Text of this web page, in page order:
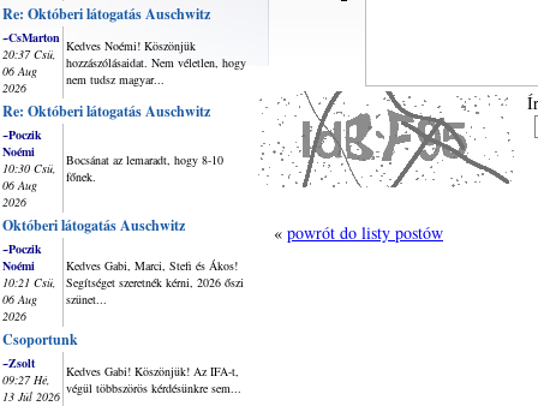
Re: Októberi látogatás Auschwitz
~CsMarton
20:37 Csü,
06 Aug
2026
Kedves Noémi! Köszönjük
hozzászólásaidat. Nem véletlen, hogy
nem tudsz magyar...
Re: Októberi látogatás Auschwitz
~Poczik
Noémi
10:30 Csü,
06 Aug
2026
Bocsánat az lemaradt, hogy 8-10
főnek.
Októberi látogatás Auschwitz
~Poczik
Noémi
10:21 Csü,
06 Aug
2026
Kedves Gabi, Marci, Stefi és Ákos!
Segítséget szeretnék kérni, 2026 őszi
szünet...
Csoportunk
~Zsolt
09:27 Hé,
13 Júl 2026
Kedves Gabi! Köszönjük! Az IFA-t,
végül többszörös kérdésünkre sem...
« powrót do listy postów